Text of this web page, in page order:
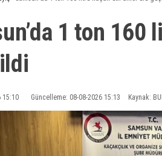
1 ton
15:10 Güncelleme: 08-08-2026 15:13 Kaynak: